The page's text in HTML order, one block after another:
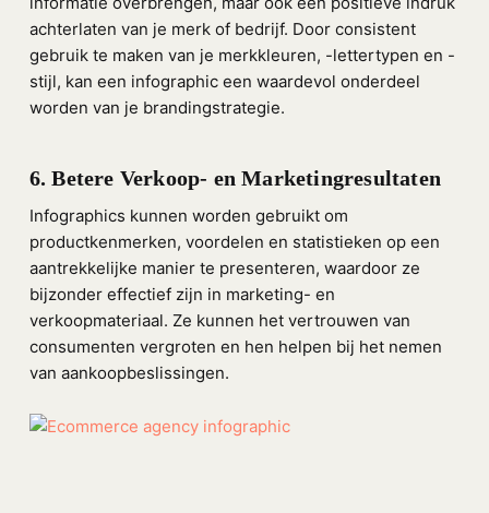
achterlaten van je merk of bedrijf. Door consistent
gebruik te maken van je merkkleuren, -lettertypen en -
stijl, kan een infographic een waardevol onderdeel
worden van je brandingstrategie.
6. Betere Verkoop- en Marketingresultaten
Infographics kunnen worden gebruikt om
productkenmerken, voordelen en statistieken op een
aantrekkelijke manier te presenteren, waardoor ze
bijzonder effectief zijn in marketing- en
verkoopmateriaal. Ze kunnen het vertrouwen van
consumenten vergroten en hen helpen bij het nemen
van aankoopbeslissingen.